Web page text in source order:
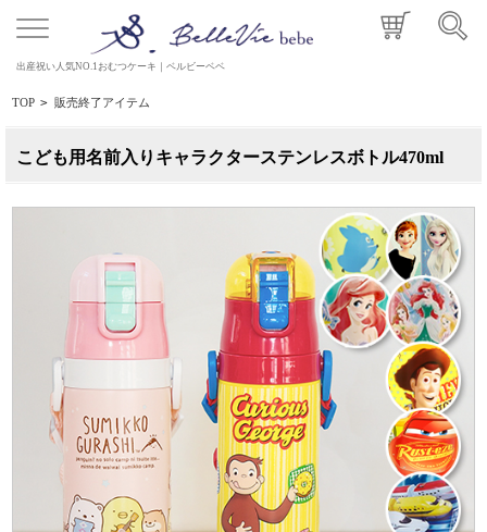
出産祝い人気NO.1おむつケーキ｜ベルビーベベ
TOP > 販売終了アイテム
こども用名前入りキャラクターステンレスボトル470ml